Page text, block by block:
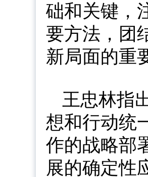
础和关键，
要方法，团
新局面的重
王忠林指
想和行动统
作的战略部
展的确定性